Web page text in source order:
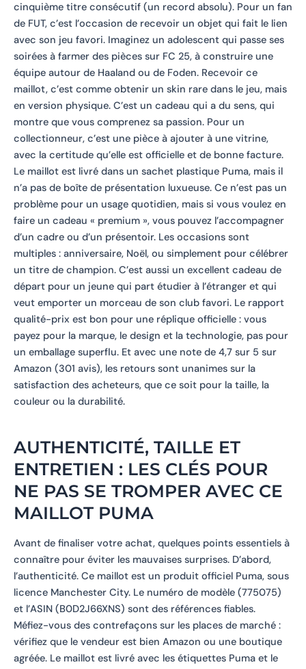
cinquième titre consécutif (un record absolu). Pour un fan
de FUT, c’est l’occasion de recevoir un objet qui fait le lien
avec son jeu favori. Imaginez un adolescent qui passe ses
soirées à farmer des pièces sur FC 25, à construire une
équipe autour de Haaland ou de Foden. Recevoir ce
maillot, c’est comme obtenir un skin rare dans le jeu, mais
en version physique. C’est un cadeau qui a du sens, qui
montre que vous comprenez sa passion. Pour un
collectionneur, c’est une pièce à ajouter à une vitrine,
avec la certitude qu’elle est officielle et de bonne facture.
Le maillot est livré dans un sachet plastique Puma, mais il
n’a pas de boîte de présentation luxueuse. Ce n’est pas un
problème pour un usage quotidien, mais si vous voulez en
faire un cadeau « premium », vous pouvez l’accompagner
d’un cadre ou d’un présentoir. Les occasions sont
multiples : anniversaire, Noël, ou simplement pour célébrer
un titre de champion. C’est aussi un excellent cadeau de
départ pour un jeune qui part étudier à l’étranger et qui
veut emporter un morceau de son club favori. Le rapport
qualité-prix est bon pour une réplique officielle : vous
payez pour la marque, le design et la technologie, pas pour
un emballage superflu. Et avec une note de 4,7 sur 5 sur
Amazon (301 avis), les retours sont unanimes sur la
satisfaction des acheteurs, que ce soit pour la taille, la
couleur ou la durabilité.
AUTHENTICITÉ, TAILLE ET
ENTRETIEN : LES CLÉS POUR
NE PAS SE TROMPER AVEC CE
MAILLOT PUMA
Avant de finaliser votre achat, quelques points essentiels à
connaître pour éviter les mauvaises surprises. D’abord,
l’authenticité. Ce maillot est un produit officiel Puma, sous
licence Manchester City. Le numéro de modèle (775075)
et l’ASIN (B0D2J66XNS) sont des références fiables.
Méfiez-vous des contrefaçons sur les places de marché :
vérifiez que le vendeur est bien Amazon ou une boutique
agréée. Le maillot est livré avec les étiquettes Puma et le